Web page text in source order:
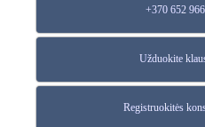
+370 652
Užduokite
Registruokitės